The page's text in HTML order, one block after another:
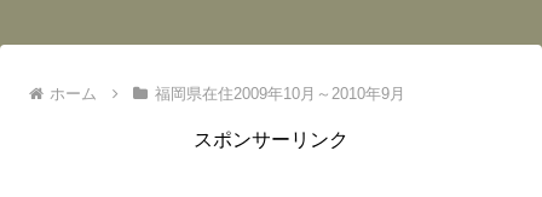
ホーム 福岡県在住2009年10月～2010年9月
スポンサーリンク